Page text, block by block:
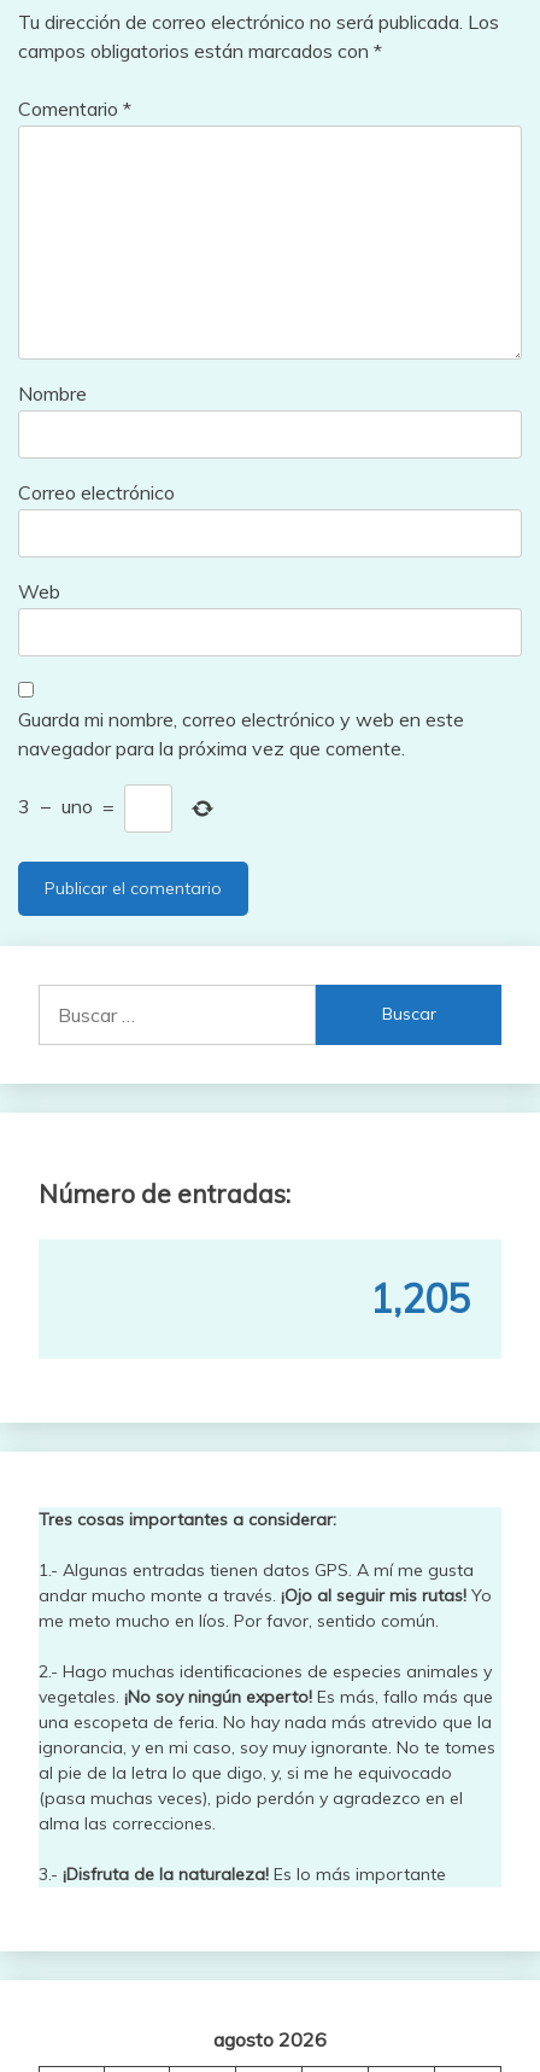
Tu dirección de correo electrónico no será publicada. Los
campos obligatorios están marcados con *
Comentario *
Nombre
Correo electrónico
Web
Guarda mi nombre, correo electrónico y web en este
navegador para la próxima vez que comente.
3 − uno =
Número de entradas:
1,205
Tres cosas importantes a considerar:
1.- Algunas entradas tienen datos GPS. A mí me gusta
andar mucho monte a través. ¡Ojo al seguir mis rutas! Yo
me meto mucho en líos. Por favor, sentido común.
2.- Hago muchas identificaciones de especies animales y
vegetales. ¡No soy ningún experto! Es más, fallo más que
una escopeta de feria. No hay nada más atrevido que la
ignorancia, y en mi caso, soy muy ignorante. No te tomes
al pie de la letra lo que digo, y, si me he equivocado
(pasa muchas veces), pido perdón y agradezco en el
alma las correcciones.
3.- ¡Disfruta de la naturaleza! Es lo más importante
agosto 2026